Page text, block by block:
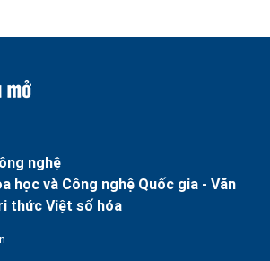
nghệ
học và Công nghệ Quốc gia - Văn
thức Việt số hóa